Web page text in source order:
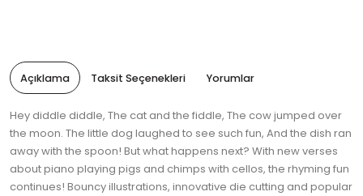
Açıklama Taksit Seçenekleri Yorumlar
Hey diddle diddle, The cat and the fiddle, The cow jumped over
the moon. The little dog laughed to see such fun, And the dish ran
away with the spoon! But what happens next? With new verses
about piano playing pigs and chimps with cellos, the rhyming fun
continues! Bouncy illustrations, innovative die cutting and popular